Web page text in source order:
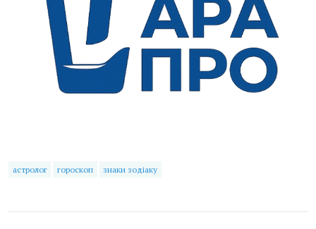
астролог гороскоп знаки зодіаку